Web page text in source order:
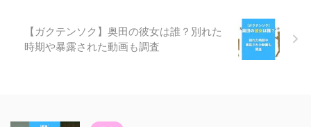
【ガクテンソク】奥田の彼女は誰？別れた
時期や暴露された動画も調査